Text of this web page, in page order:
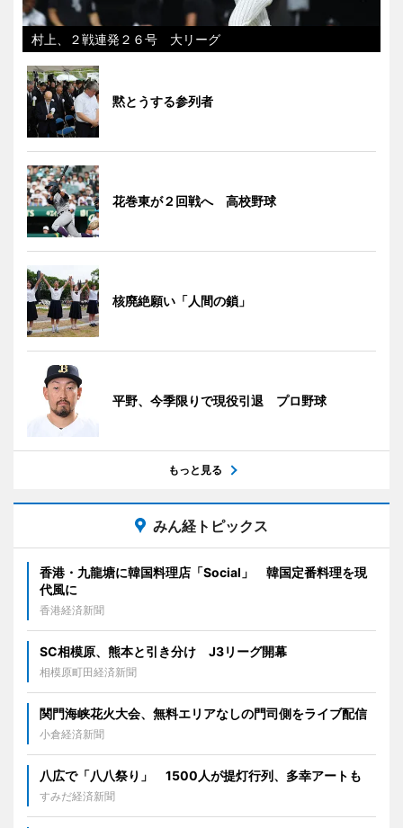
村上、２戦連発２６号 大リーグ
黙とうする参列者
花巻東が２回戦へ 高校野球
核廃絶願い「人間の鎖」
平野、今季限りで現役引退 プロ野球
もっと見る
みん経トピックス
香港・九龍塘に韓国料理店「Social」 韓国定番料理を現
代風に
香港経済新聞
SC相模原、熊本と引き分け J3リーグ開幕
相模原町田経済新聞
関門海峡花火大会、無料エリアなしの門司側をライブ配信
小倉経済新聞
八広で「八八祭り」 1500人が提灯行列、多幸アートも
すみだ経済新聞